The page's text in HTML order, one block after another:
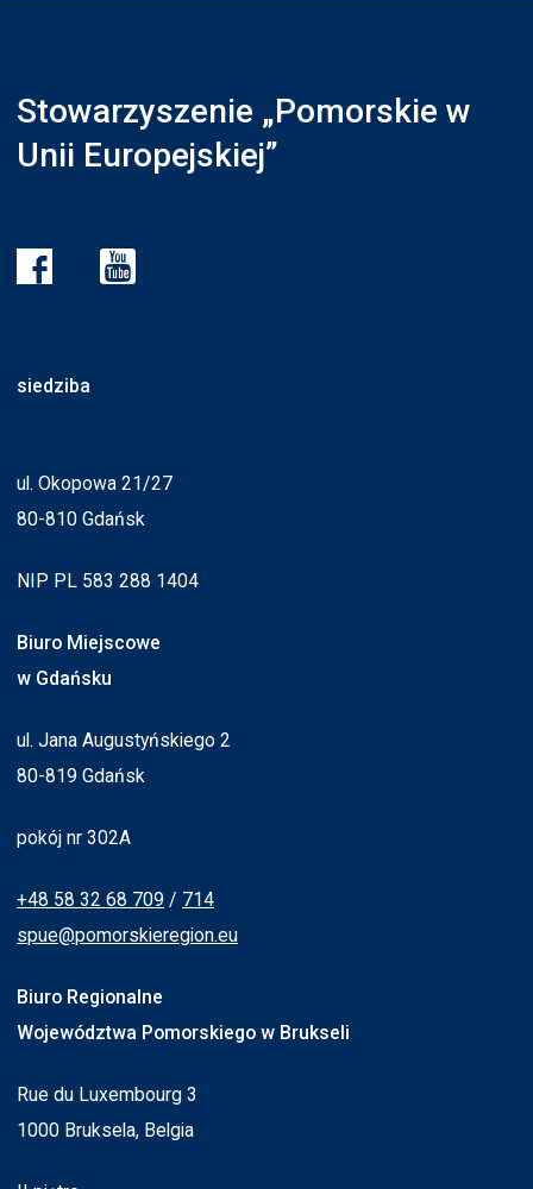
Stowarzyszenie „Pomorskie w
Unii Europejskiej”
siedziba
ul. Okopowa 21/27
80-810 Gdańsk
NIP PL 583 288 1404
Biuro Miejscowe
w Gdańsku
ul. Jana Augustyńskiego 2
80-819 Gdańsk
pokój nr 302A
+48 58 32 68 709 / 714
spue@pomorskieregion.eu
Biuro Regionalne
Województwa Pomorskiego w Brukseli
Rue du Luxembourg 3
1000 Bruksela, Belgia